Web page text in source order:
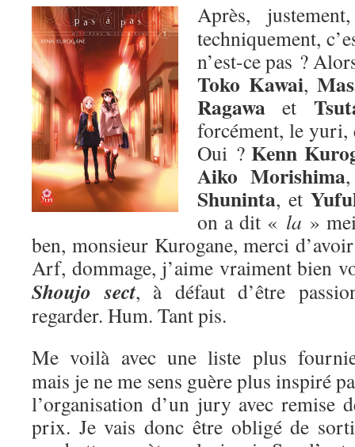
Après,
techniquement,
n’est-ce pas ?
Toko Kawai,
Ragawa et
forcément, le yuri,
Oui ?Kenn
Aiko Morishima
Shuninta, et
on a dit « la »
ben, monsieur Kurogane, merci
Arf, dommage, j’aime vraiment bien
Shoujo sect, à défaut d’être
regarder. Hum. Tant pis.
Me voilà avec une liste plus
mais je ne me sens guère plus inspiré
l’organisation d’un jury avec remise
prix. Je vais donc être obligé de